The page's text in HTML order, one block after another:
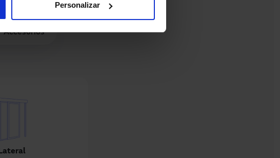
Personalizar
Accesorios
Lateral